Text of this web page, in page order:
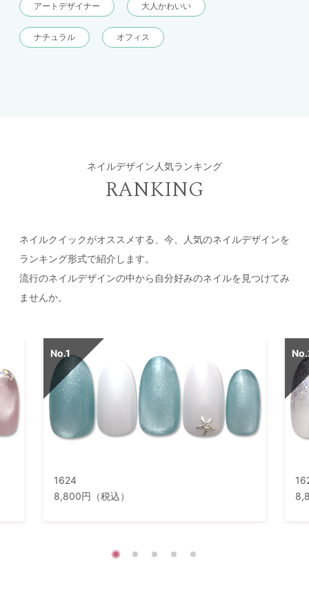
アートデザイナー 大人かわいい
ナチュラル オフィス
ネイルデザイン人気ランキング
RANKING
ネイルクイックがオススメする、今、人気のネイルデザインを
ランキング形式で紹介します。
流行のネイルデザインの中から自分好みのネイルを見つけてみ
ませんか。
1624
8,800円（税込）